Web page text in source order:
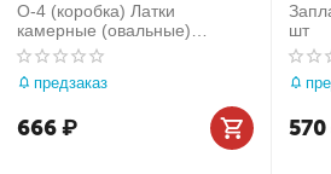
О-4 (коробка) Латки
камерные (овальные)
46х80мм 50шт
предзаказ
666₽
шт
570